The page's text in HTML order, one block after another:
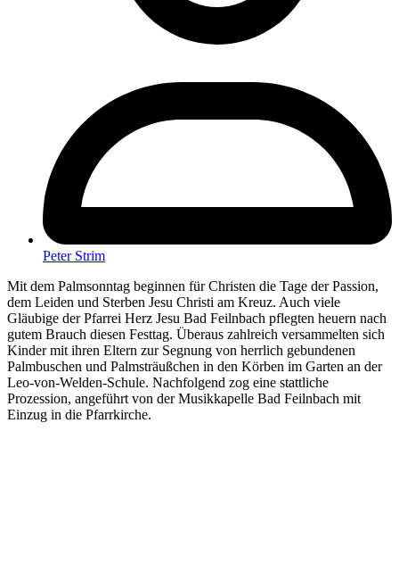
Peter Strim
Mit dem Palmsonntag beginnen für Christen die Tage der Passion,
dem Leiden und Sterben Jesu Christi am Kreuz. Auch viele
Gläubige der Pfarrei Herz Jesu Bad Feilnbach pflegten heuern nach
gutem Brauch diesen Festtag. Überaus zahlreich versammelten sich
Kinder mit ihren Eltern zur Segnung von herrlich gebundenen
Palmbuschen und Palmsträußchen in den Körben im Garten an der
Leo-von-Welden-Schule. Nachfolgend zog eine stattliche
Prozession, angeführt von der Musikkapelle Bad Feilnbach mit
Einzug in die Pfarrkirche.